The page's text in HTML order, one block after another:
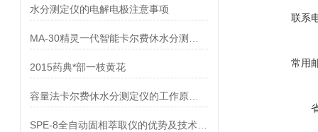
水分测定仪的电解电极注意事项
2015药典*部一枝黄花
联系
常用